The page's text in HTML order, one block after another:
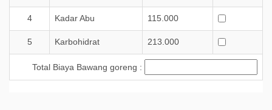
4 Kadar Abu 115.000
5 Karbohidrat 213.000
Total Biaya Bawang goreng :